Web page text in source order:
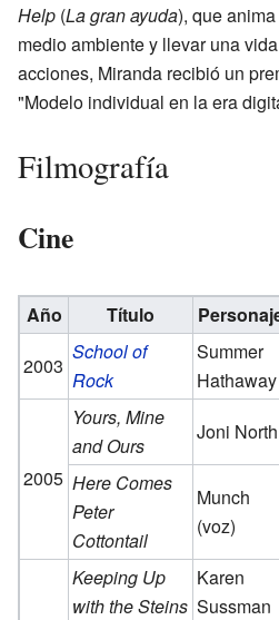
Help (La gran ayuda), que
medio ambiente y llevar una
acciones, Miranda recibió un
"Modelo individual en la era
Filmografía
Cine
Año Título
2003
School of
Rock
Summer
Hathaway
2005
Yours, Mine
and Ours
Joni North
Here Comes
Peter
Cottontail
Munch
(voz)
Keeping Up
with the Steins
Karen
Sussman